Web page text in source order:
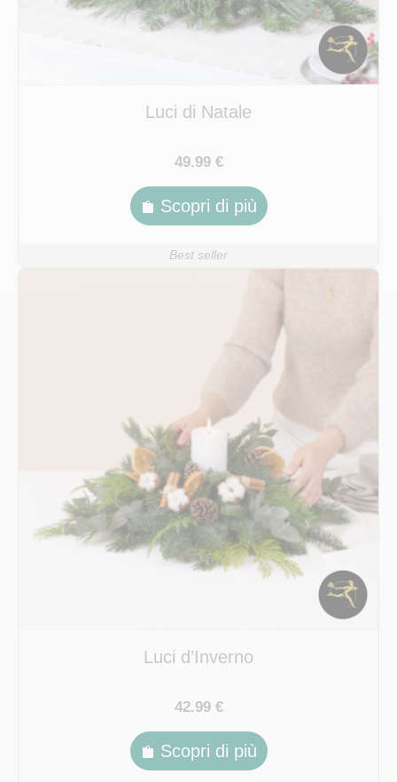
Luci di Natale
49.99 €
Scopri di più
Best seller
Luci d’Inverno
42.99 €
Scopri di più